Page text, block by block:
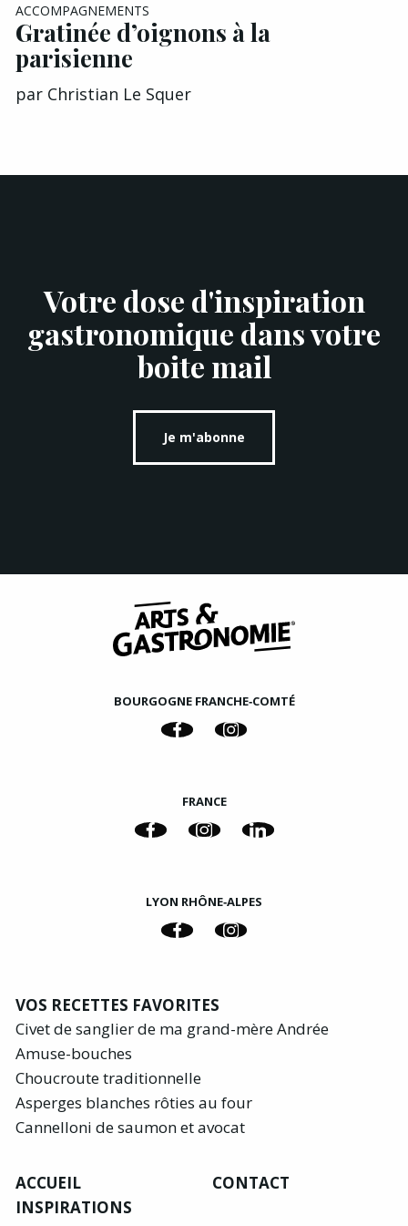
ACCOMPAGNEMENTS
Gratinée d’oignons à la
parisienne
par Christian Le Squer
Votre dose d'inspiration
gastronomique dans votre
boite mail
Je m'abonne
BOURGOGNE FRANCHE‑COMTÉ
FRANCE
LYON RHÔNE‑ALPES
VOS RECETTES FAVORITES
Civet de sanglier de ma grand-mère Andrée
Amuse-bouches
Choucroute traditionnelle
Asperges blanches rôties au four
Cannelloni de saumon et avocat
ACCUEIL
INSPIRATIONS
CONTACT